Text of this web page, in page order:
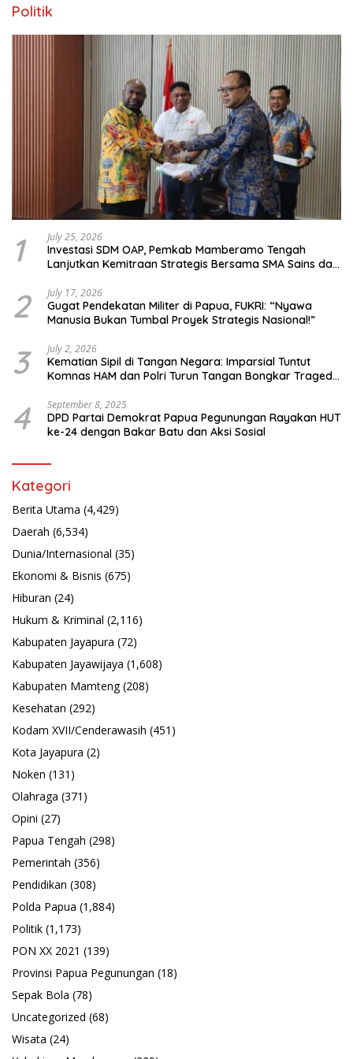
Politik
1 July 25, 2026
Investasi SDM OAP, Pemkab Mamberamo Tengah
Lanjutkan Kemitraan Strategis Bersama SMA Sains dan
2 July 17, 2026
Gugat Pendekatan Militer di Papua, FUKRI: “Nyawa
Manusia Bukan Tumbal Proyek Strategis Nasional!”
3 July 2, 2026
Kematian Sipil di Tangan Negara: Imparsial Tuntut
Komnas HAM dan Polri Turun Tangan Bongkar Tragedi
4 September 8, 2025
DPD Partai Demokrat Papua Pegunungan Rayakan HUT
ke-24 dengan Bakar Batu dan Aksi Sosial
Kategori
Berita Utama (4,429)
Daerah (6,534)
Dunia/Internasional (35)
Ekonomi & Bisnis (675)
Hiburan (24)
Hukum & Kriminal (2,116)
Kabupaten Jayapura (72)
Kabupaten Jayawijaya (1,608)
Kabupaten Mamteng(208)
Kesehatan (292)
Kodam XVII/Cenderawasih (451)
Kota Jayapura (2)
Noken (131)
Olahraga (371)
Opini (27)
Papua Tengah (298)
Pemerintah (356)
Pendidikan (308)
Polda Papua (1,884)
Politik (1,173)
PON XX 2021 (139)
Provinsi Papua Pegunungan (18)
Sepak Bola (78)
Uncategorized (68)
Wisata (24)